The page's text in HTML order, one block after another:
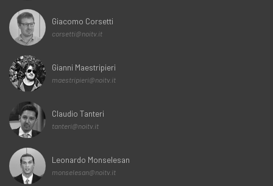
Giacomo Corsetti
corsetti@noitv.it
Gianni Maestripieri
maestripieri@noitv.it
Claudio Tanteri
tanteri@noitv.it
Leonardo Monselesan
monselesan@noitv.it